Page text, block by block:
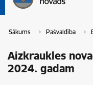
Sākums Pašvaldība
Aizkraukles
2024. gadam